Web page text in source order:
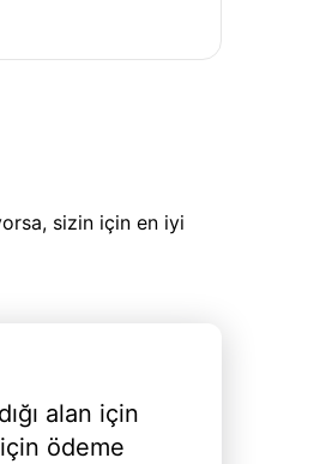
sizin için en iyi
alan için
ödeme